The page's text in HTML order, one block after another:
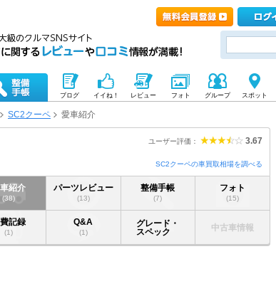
ブログ イイね！ レビュー フォト グループ スポット
SC2クーペ 愛車紹介
ユーザー評価： 3.67
SC2クーペの車買取相場を調べる
紹介
(38)
パーツレビュー
(13)
整備手帳
(7)
フォト
(15)
記録
(1)
Q&A
(1)
グレード・
スペック
中古車情報